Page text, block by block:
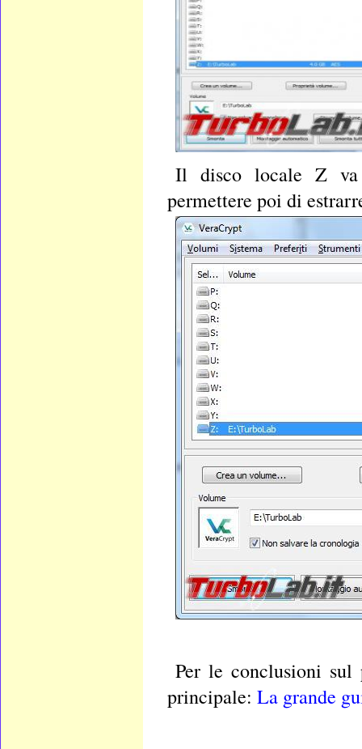
Il disco locale Z va
permettere poi di
Per le conclusioni sul
principale: La grande